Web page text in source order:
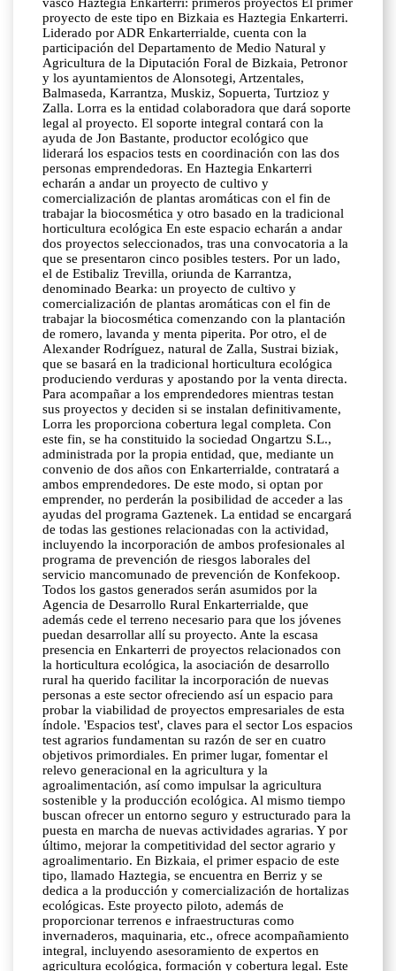
proyecto de este tipo en Bizkaia es Haztegia Enkarterri.
Liderado por ADR Enkarterrialde, cuenta con la
participación del Departamento de Medio Natural y
Agricultura de la Diputación Foral de Bizkaia, Petronor
y los ayuntamientos de Alonsotegi, Artzentales,
Balmaseda, Karrantza, Muskiz, Sopuerta, Turtzioz y
Zalla. Lorra es la entidad colaboradora que dará soporte
legal al proyecto. El soporte integral contará con la
ayuda de Jon Bastante, productor ecológico que
liderará los espacios tests en coordinación con las dos
personas emprendedoras. En Haztegia Enkarterri
echarán a andar un proyecto de cultivo y
comercialización de plantas aromáticas con el fin de
trabajar la biocosmética y otro basado en la tradicional
horticultura ecológica En este espacio echarán a andar
dos proyectos seleccionados, tras una convocatoria a la
que se presentaron cinco posibles testers. Por un lado,
el de Estibaliz Trevilla, oriunda de Karrantza,
denominado Bearka: un proyecto de cultivo y
comercialización de plantas aromáticas con el fin de
trabajar la biocosmética comenzando con la plantación
de romero, lavanda y menta piperita. Por otro, el de
Alexander Rodríguez, natural de Zalla, Sustrai biziak,
que se basará en la tradicional horticultura ecológica
produciendo verduras y apostando por la venta directa.
Para acompañar a los emprendedores mientras testan
sus proyectos y deciden si se instalan definitivamente,
Lorra les proporciona cobertura legal completa. Con
este fin, se ha constituido la sociedad Ongartzu S.L.,
administrada por la propia entidad, que, mediante un
convenio de dos años con Enkarterrialde, contratará a
ambos emprendedores. De este modo, si optan por
emprender, no perderán la posibilidad de acceder a las
ayudas del programa Gaztenek. La entidad se encargará
de todas las gestiones relacionadas con la actividad,
incluyendo la incorporación de ambos profesionales al
programa de prevención de riesgos laborales del
servicio mancomunado de prevención de Konfekoop.
Todos los gastos generados serán asumidos por la
Agencia de Desarrollo Rural Enkarterrialde, que
además cede el terreno necesario para que los jóvenes
puedan desarrollar allí su proyecto. Ante la escasa
presencia en Enkarterri de proyectos relacionados con
la horticultura ecológica, la asociación de desarrollo
rural ha querido facilitar la incorporación de nuevas
personas a este sector ofreciendo así un espacio para
probar la viabilidad de proyectos empresariales de esta
índole. 'Espacios test', claves para el sector Los espacios
test agrarios fundamentan su razón de ser en cuatro
objetivos primordiales. En primer lugar, fomentar el
relevo generacional en la agricultura y la
agroalimentación, así como impulsar la agricultura
sostenible y la producción ecológica. Al mismo tiempo
buscan ofrecer un entorno seguro y estructurado para la
puesta en marcha de nuevas actividades agrarias. Y por
último, mejorar la competitividad del sector agrario y
agroalimentario. En Bizkaia, el primer espacio de este
tipo, llamado Haztegia, se encuentra en Berriz y se
dedica a la producción y comercialización de hortalizas
ecológicas. Este proyecto piloto, además de
proporcionar terrenos e infraestructuras como
invernaderos, maquinaria, etc., ofrece acompañamiento
integral, incluyendo asesoramiento de expertos en
agricultura ecológica, formación y cobertura legal. Este